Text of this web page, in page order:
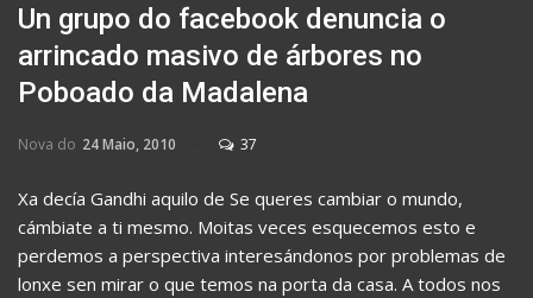
Un grupo do facebook denuncia o
arrincado masivo de árbores no
Poboado da Madalena
Nova do 24 Maio, 2010 37
Xa decía Gandhi aquilo de Se queres cambiar o mundo,
cámbiate a ti mesmo. Moitas veces esquecemos esto e
perdemos a perspectiva interesándonos por problemas de
lonxe sen mirar o que temos na porta da casa. A todos nos